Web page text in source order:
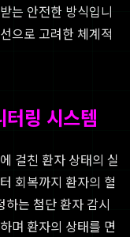
는 안전한 방식입니
으로 고려한 체계적
링 시스템
걸친 환자 상태의 실
회복까지 환자의 혈
는 첨단 환자 감시
며 환자의 상태를 면